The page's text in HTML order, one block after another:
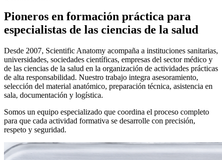
Pioneros en formación práctica para
especialistas de las ciencias de la salud
Desde 2007, Scientific Anatomy acompaña a instituciones sanitarias,
universidades, sociedades científicas, empresas del sector médico y
de las ciencias de la salud en la organización de actividades prácticas
de alta responsabilidad. Nuestro trabajo integra asesoramiento,
selección del material anatómico, preparación técnica, asistencia en
sala, documentación y logística.
Somos un equipo especializado que coordina el proceso completo
para que cada actividad formativa se desarrolle con precisión,
respeto y seguridad.